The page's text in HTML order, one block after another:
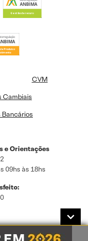
CVM
Cambiais
e Orientações
09hs às 18hs
com a nossaPolítica de